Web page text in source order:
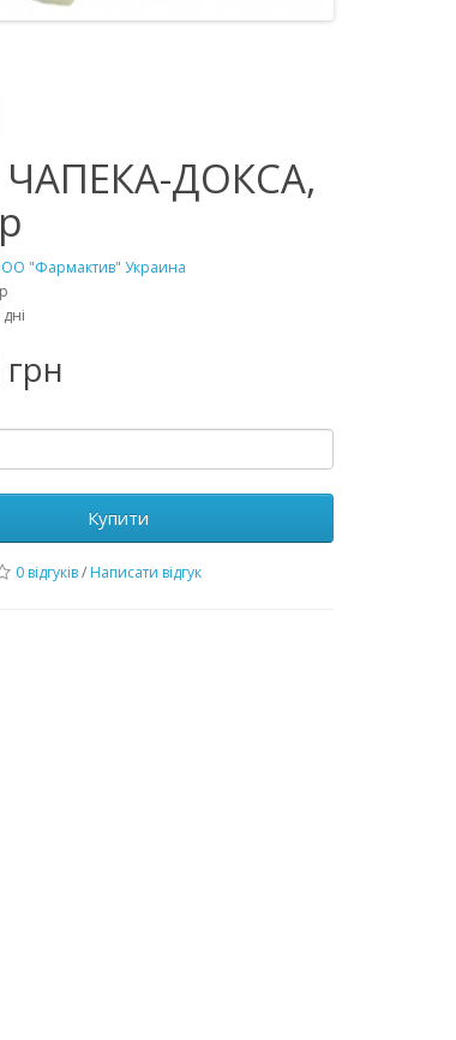
ЧАПЕКА-ДОКСА,
"Фармактив" Украина
Купити
0 відгуків/ Написати відгук